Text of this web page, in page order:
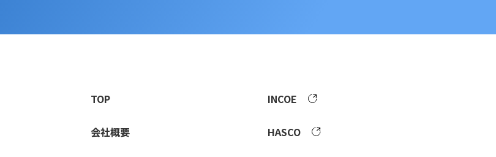
TOP
会社概要
INCOE
HASCO